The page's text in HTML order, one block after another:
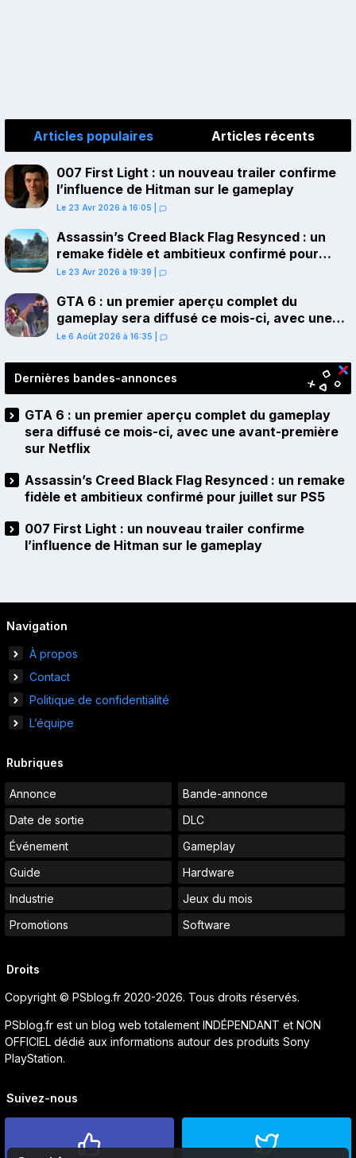
Articles populaires Articles récents
007 First Light : un nouveau trailer confirme
l’influence de Hitman sur le gameplay
Le 23 Avr 2026 à 16:05
Assassin’s Creed Black Flag Resynced : un
remake fidèle et ambitieux confirmé pour
juillet sur PS5
Le 23 Avr 2026 à 19:39
GTA 6 : un premier aperçu complet du
gameplay sera diffusé ce mois-ci, avec une
avant-première sur Netflix
Le 6 Août 2026 à 16:35
Dernières bandes-annonces
GTA 6 : un premier aperçu complet du gameplay
sera diffusé ce mois-ci, avec une avant-première
sur Netflix
Assassin’s Creed Black Flag Resynced : un remake
fidèle et ambitieux confirmé pour juillet sur PS5
007 First Light : un nouveau trailer confirme
l’influence de Hitman sur le gameplay
Navigation
À propos
Contact
Politique de confidentialité
L’équipe
Rubriques
Annonce
Bande-annonce
Date de sortie
DLC
Événement
Gameplay
Guide
Hardware
Industrie
Jeux du mois
Promotions
Software
Droits
Copyright © PSblog.fr 2020-2026. Tous droits réservés.
PSblog.fr est un blog web totalement INDÉPENDANT et NON
OFFICIEL dédié aux informations autour des produits Sony
PlayStation.
Suivez-nous